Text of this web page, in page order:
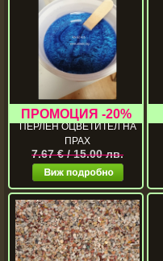
ПЕРЛЕН ОЦВЕТИТЕЛ НА
ПРАХ
7.67 € / 15.00 лв.